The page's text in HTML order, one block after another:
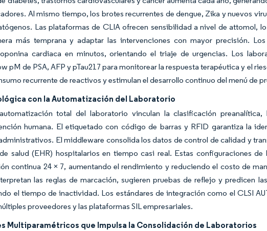
Al mismo tiempo, los brotes recurrentes de dengue, Zika y nuevos
Las plataformas de CLIA ofrecen sensibilidad a nivel de attomol,
más temprana y adaptar las intervenciones con mayor precisión.
cardiaca en minutos, orientando el triaje de urgencias. Los
pM de PSA, AFP y pTau217 para monitorear la respuesta terapéutica y el
recurrente de reactivos y estimulan el desarrollo continuo del menú de
con la Automatización del Laboratorio
total del laboratorio vinculan la clasificación
humana. El etiquetado con código de barras y RFID garantiza la
El middleware consolida los datos de control de calidad y
salud (EHR) hospitalarios en tiempo casi real. Estas configuraciones
continua 24 × 7, aumentando el rendimiento y reduciendo el costo de
las reglas de marcación, sugieren pruebas de reflejo y predicen
el tiempo de inactividad. Los estándares de integración como el CLSI
proveedores y las plataformas SIL empresariales.
Multiparamétricos que Impulsa la Consolidación de Laboratorios